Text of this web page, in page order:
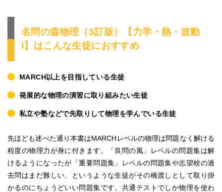
名問の森物理（3訂版）【力学・熱・波動
I】はこんな生徒におすすめ
MARCH以上を目指している生徒
発展的な物理の演習に取り組みたい生徒
私立や塾などで先取りして物理を学んでいる生徒
先ほども述べた通り本書はMARCHレベルの物理は問題なく解ける
程度の物理力が身に付きます。「良問の風」レベルの問題集は解
けるようになったが「重要問題集」レベルの問題集や志望校の過
去問はまだ難しい、というような生徒がその橋渡しとして取り掛
かるのにちょうどいい問題集です。共通テストでしか物理を使わ